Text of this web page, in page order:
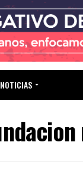
NOTICIAS